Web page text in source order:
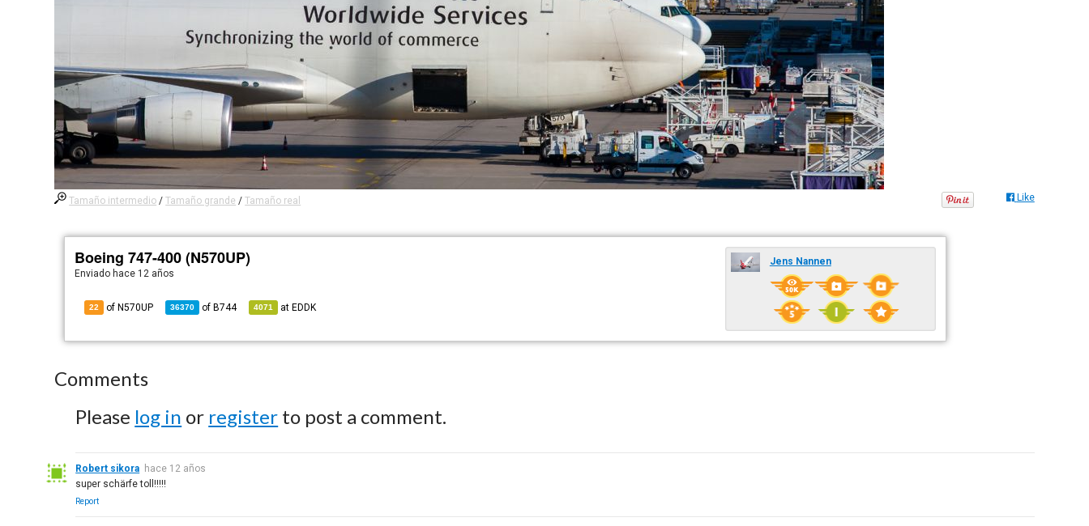
Tamaño intermedio /Tamaño grande /Tamaño real Like
Boeing 747-400 (N570UP)
Enviado hace 12 años
22 of N570UP 36370 of B744 4071 at EDDK
Jens Nannen
Comments
Please log in or register to post a comment.
Robert sikora hace 12 años
super schärfe toll!!!!!
Report